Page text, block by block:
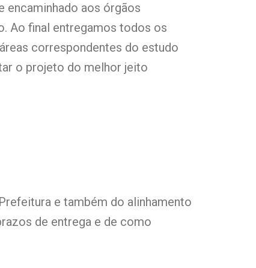
encaminhado aos órgãos
Ao final entregamos todos os
correspondentes do estudo
o projeto do melhor jeito
e também do alinhamento
de entrega e de como